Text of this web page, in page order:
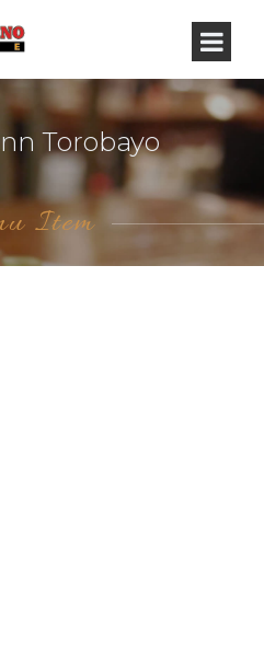
Torobayo
Item